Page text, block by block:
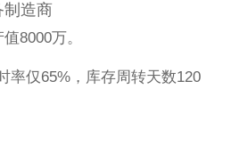
制造商
8000万。
率仅65%，库存周转天数120